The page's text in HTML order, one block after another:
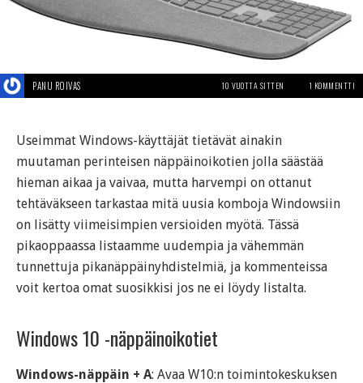
PANU ROIVAS 10 VUOTTA SITTEN 1 KOMMENTTI
Useimmat Windows-käyttäjät tietävät ainakin
muutaman perinteisen näppäinoikotien jolla säästää
hieman aikaa ja vaivaa, mutta harvempi on ottanut
tehtäväkseen tarkastaa mitä uusia komboja Windowsiin
on lisätty viimeisimpien versioiden myötä. Tässä
pikaoppaassa listaamme uudempia ja vähemmän
tunnettuja pikanäppäinyhdistelmiä, ja kommenteissa
voit kertoa omat suosikkisi jos ne ei löydy listalta.
Windows 10 -näppäinoikotiet
Windows-näppäin + A: Avaa W10:n toimintokeskuksen